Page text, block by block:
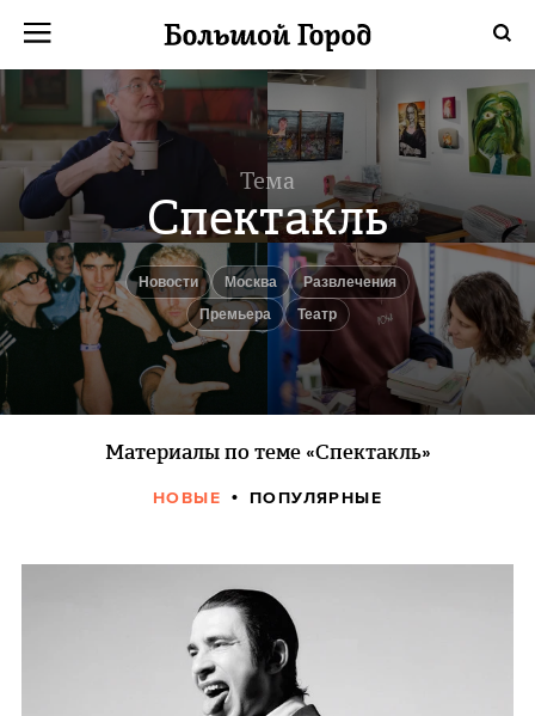
Тема
Спектакль
новости Москва
Развлечения
Премьера
Театр
Материалы по теме «Спектакль»
НОВЫЕ ПОПУЛЯРНЫЕ